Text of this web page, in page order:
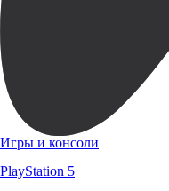
Игры и консоли
PlayStation 5